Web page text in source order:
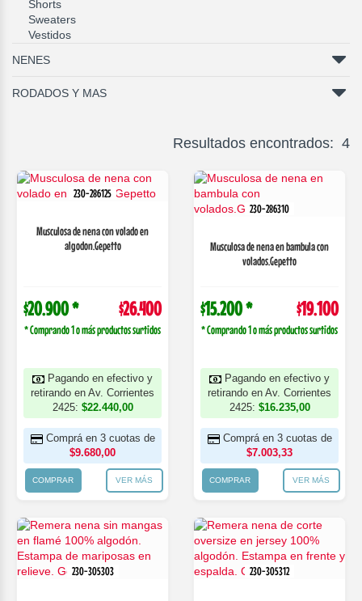
Shorts
Sweaters
Vestidos
NENES
RODADOS Y MAS
Resultados encontrados: 4
230-286125
Musculosa de nena con volado en
algodon.Gepetto
$20.900 * $26.400
* Comprando 1 o más productos surtidos
Pagando en efectivo y
retirando en Av. Corrientes
2425: $22.440,00
Comprá en 3 cuotas de
$9.680,00
COMPRAR VER MÁS
230-286310
Musculosa de nena en bambula con
volados.Gepetto
$15.200 * $19.100
* Comprando 1 o más productos surtidos
Pagando en efectivo y
retirando en Av. Corrientes
2425: $16.235,00
Comprá en 3 cuotas de
$7.003,33
COMPRAR VER MÁS
230-305303 230-305312